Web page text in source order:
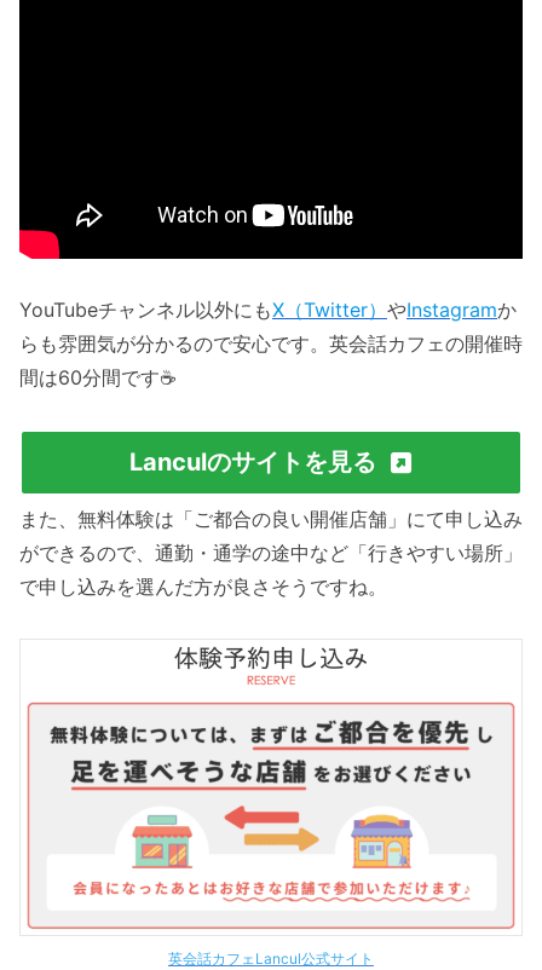
YouTubeチャンネル以外にもX（Twitter） やInstagramか
らも雰囲気が分かるので安心です。英会話カフェの開催時
間は60分間です☕️
Lanculのサイトを見る
また、無料体験は「ご都合の良い開催店舗」にて申し込み
ができるので、通勤・通学の途中など「行きやすい場所」
で申し込みを選んだ方が良さそうですね。
英会話カフェLancul公式サイト